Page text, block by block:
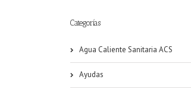
Categorías
Agua Caliente Sanitaria ACS
Ayudas